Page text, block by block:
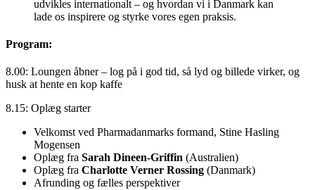
udvikles internationalt – og hvordan vi i Danmark kan
lade os inspirere og styrke vores egen praksis.
Program:
8.00: Loungen åbner – log på i god tid, så lyd og billede virker, og
husk at hente en kop kaffe
8.15: Oplæg starter
Velkomst ved Pharmadanmarks formand, Stine Hasling
Mogensen
Oplæg fra Sarah Dineen-Griffin (Australien)
Oplæg fra Charlotte Verner Rossing (Danmark)
Afrunding og fælles perspektiver